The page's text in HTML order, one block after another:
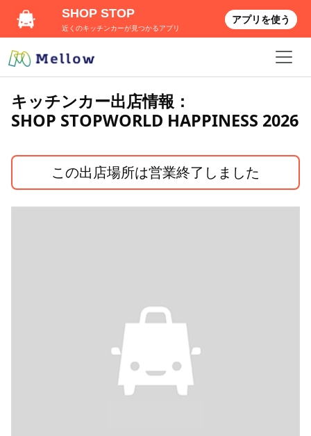
キッチンカー出店情報：
SHOP STOPWORLD HAPPINESS 2026
この出店場所は営業終了しました
SHOP STOP
近くのキッチンカーが見つかるアプリ
アプリを使う